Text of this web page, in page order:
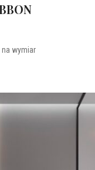
wymiar